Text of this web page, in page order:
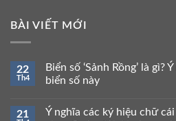
BÀI VIẾT MỚI
22
Th4
Biển số ‘Sảnh Rồng’ là gì?
biển số này
21
Ý nghĩa các ký hiệu chữ